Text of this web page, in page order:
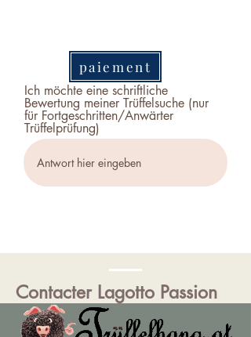
paiement
Ich möchte eine schriftliche
Bewertung meiner Trüffelsuche (nur
für Fortgeschritten/Anwärter
Trüffelprüfung)
Contacter Lagotto Passion
Avelyn Pugibet BA MA MA